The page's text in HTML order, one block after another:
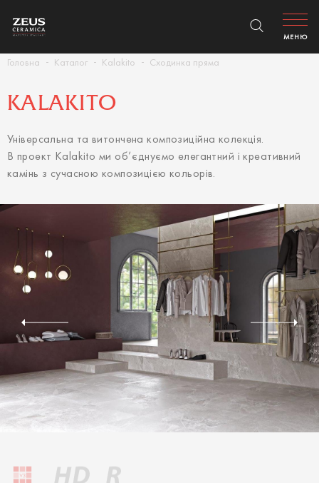
Головна Каталог Kalakito Сходинка пряма
МЕНЮ
KALAKITO
Універсальна та витончена композиційна колекція.
В проект Kalakito ми об’єднуємо елегантний і креативний
камінь з сучасною композицією кольорів.